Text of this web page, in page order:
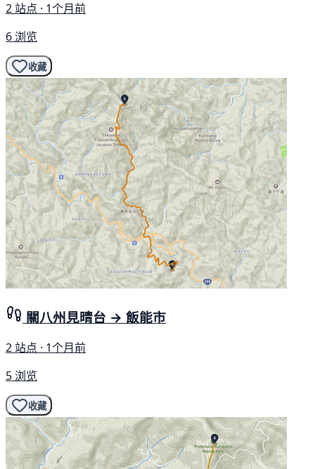
2 站点 · 1个月前
6 浏览
收藏
關八州見晴台 → 飯能市
2 站点 · 1个月前
5 浏览
收藏